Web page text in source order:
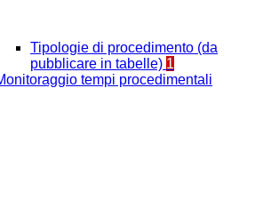
Tipologie di procedimento (da
pubblicare in tabelle) 1
tempi procedimentali